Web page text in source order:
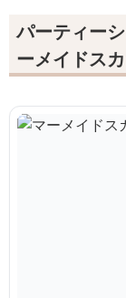
パーティー
ーメイドス